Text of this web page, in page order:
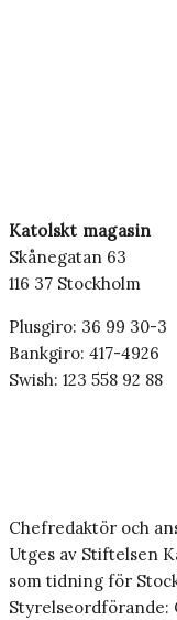
Katolskt magasin
Skånegatan 63
116 37 Stockholm
Plusgiro: 36 99 30-3
Bankgiro: 417-4926
Swish: 123 558 92 88
Chefredaktör och
Utges av Stiftelsen
som tidning för
Styrelseordförande: